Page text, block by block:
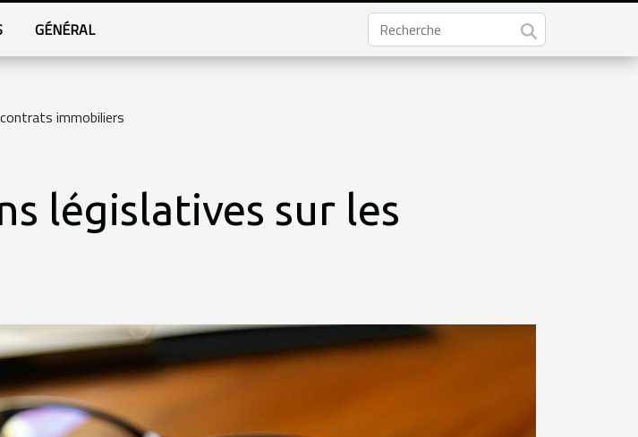
GÉNÉRAL
immobiliers
législatives sur les